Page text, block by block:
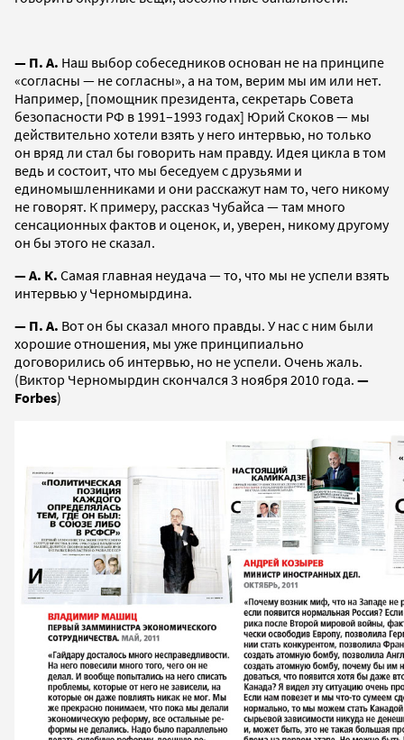
— П. А. Наш выбор собеседников основан не на принципе
«согласны — не согласны», а на том, верим мы им или нет.
Например, [помощник президента, секретарь Совета
безопасности РФ в 1991–1993 годах] Юрий Скоков — мы
действительно хотели взять у него интервью, но только
он вряд ли стал бы говорить нам правду. Идея цикла в том
ведь и состоит, что мы беседуем с друзьями и
единомышленниками и они расскажут нам то, чего никому
не говорят. К примеру, рассказ Чубайса — там много
сенсационных фактов и оценок, и, уверен, никому другому
он бы этого не сказал.
— А. К. Самая главная неудача — то, что мы не успели взять
интервью у Черномырдина.
— П. А. Вот он бы сказал много правды. У нас с ним были
хорошие отношения, мы уже принципиально
договорились об интервью, но не успели. Очень жаль.
(Виктор Черномырдин скончался 3 ноября 2010 года. —
Forbes)